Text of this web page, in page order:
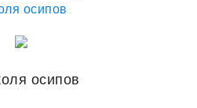
осипов
осипов